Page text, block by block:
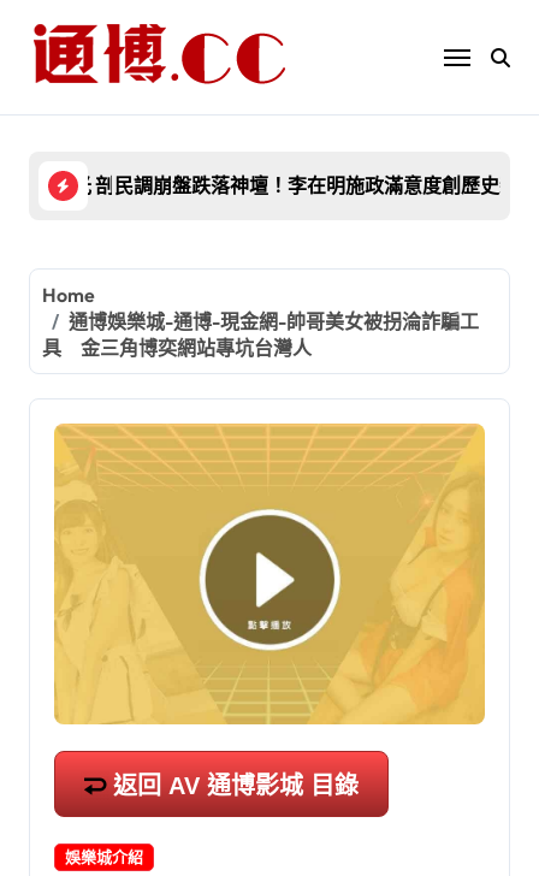
content
度創歷史新低 負評破50%驚爆「4大致命議題」全面炸裂！
冷血逼死2名員工！熊本 AEON 藥妝店社長爆出
Home
通博娛樂城-通博-現金網-帥哥美女被拐淪詐騙工
具 金三角博奕網站專坑台灣人
返回 AV 通博影城 目錄
娛樂城介紹